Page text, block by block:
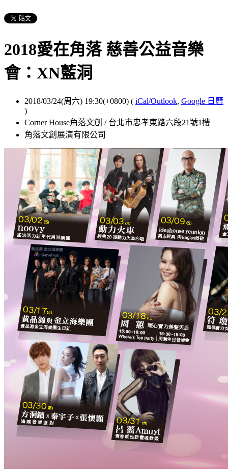
2018愛在角落 慈善公益音樂
會：XN藍洞
2018/03/24(周六) 19:30(+0800) ( iCal/Outlook, Google 日曆
)
Corner House角落文創 / 台北市忠孝東路六段21號1樓
角落文創展演有限公司